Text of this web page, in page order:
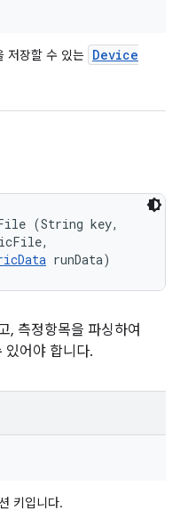
저장할 수 있는 Device
(String key,
runData)
, 측정항목을 파싱하여
있어야 합니다.
키입니다.